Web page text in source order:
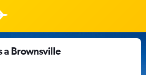
a Brownsville